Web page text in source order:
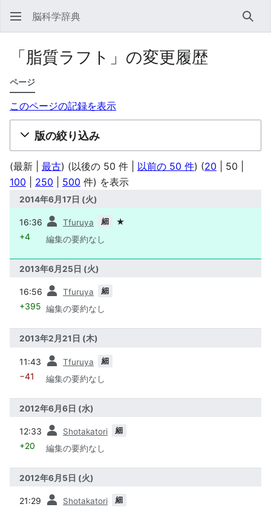
脳科学辞典 検索
「脂質ラフト」の変更履歴
ページ
このページの記録を表示
版の絞り込み
(最新 最古) (以後の 50 件 以前の 50 件) (20 50
100
250 500 件) を表示
2014年6月17日 (火)
16:36 Tfuruya 細
+4 編集の要約なし
★
2013年6月25日 (火)
16:56 Tfuruya 細
+395 編集の要約なし
2013年2月21日 (木)
11:43 Tfuruya 細
−41 編集の要約なし
2012年6月6日 (水)
12:33 Shotakatori 細
+20 編集の要約なし
2012年6月5日 (火)
21:29 Shotakatori 細